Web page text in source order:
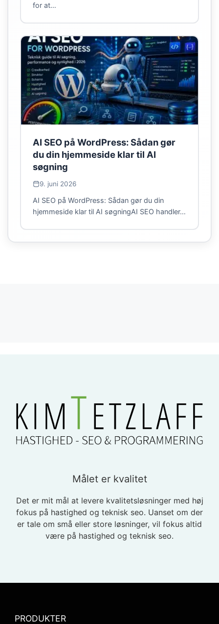
for at…
AI SEO på WordPress: Sådan gør
du din hjemmeside klar til AI
søgning
9. juni 2026
AI SEO på WordPress: Sådan gør du din
hjemmeside klar til AI søgningAI SEO handler…
Målet er kvalitet
Det er mit mål at levere kvalitetsløsninger med høj
fokus på hastighed og teknisk seo. Uanset om der
er tale om små eller store løsninger, vil fokus altid
være på hastighed og teknisk seo.
PRODUKTER